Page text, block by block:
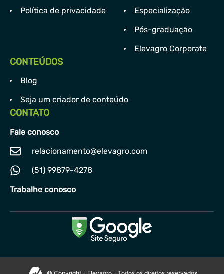
Política de privacidade
Especialização
Pós-graduação
Elevagro Corporate
CONTEÚDOS
Blog
Seja um criador de conteúdo
CONTATO
Fale conosco
relacionamento@elevagro.com
(51) 99879-4278
Trabalhe conosco